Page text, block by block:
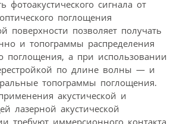
фотоакустического сигнала от
поглощения
поверхности позволяет получать
и топограммы распределения
поглощения, а при использовании
по длине волны — и
топограммы поглощения.
акустической и
лазерной акустической
требуют иммерсионного контакта